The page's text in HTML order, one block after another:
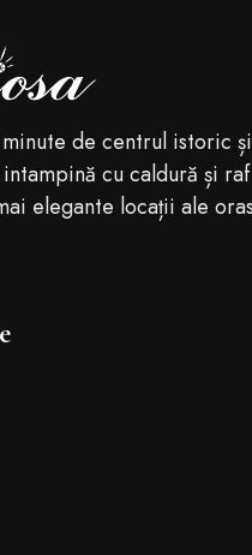
de centrul istoric și
cu caldură și
elegante locații ale